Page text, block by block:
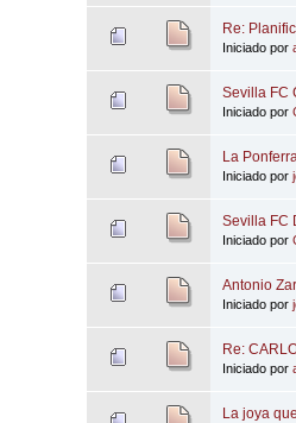
Re:
Iniciado por
Sevilla FC
Iniciado por
La
Iniciado por
Sevilla FC
Iniciado por
Antonio
Iniciado por
Re:
Iniciado por
La joya